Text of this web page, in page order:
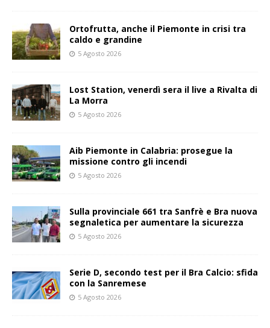
Ortofrutta, anche il Piemonte in crisi tra
caldo e grandine
5 Agosto 2026
Lost Station, venerdì sera il live a Rivalta di
La Morra
5 Agosto 2026
Aib Piemonte in Calabria: prosegue la
missione contro gli incendi
5 Agosto 2026
Sulla provinciale 661 tra Sanfrè e Bra nuova
segnaletica per aumentare la sicurezza
5 Agosto 2026
Serie D, secondo test per il Bra Calcio: sfida
con la Sanremese
5 Agosto 2026